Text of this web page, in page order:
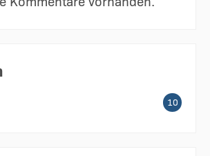
10